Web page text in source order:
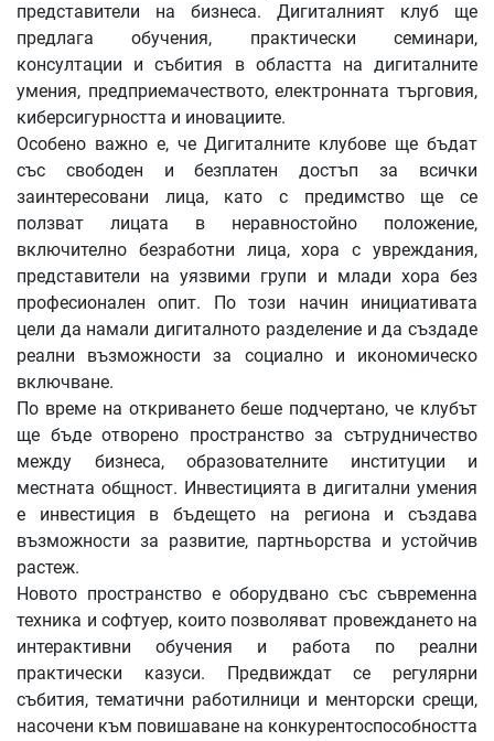
представители на бизнеса. Дигиталният клуб ще
предлага обучения, практически семинари,
консултации и събития в областта на дигиталните
умения, предприемачеството, електронната търговия,
киберсигурността и иновациите.
Особено важно е, че Дигиталните клубове ще бъдат
със свободен и безплатен достъп за всички
заинтересовани лица, като с предимство ще се
ползват лицата в неравностойно положение,
включително безработни лица, хора с увреждания,
представители на уязвими групи и млади хора без
професионален опит. По този начин инициативата
цели да намали дигиталното разделение и да създаде
реални възможности за социално и икономическо
включване.
По време на откриването беше подчертано, че клубът
ще бъде отворено пространство за сътрудничество
между бизнеса, образователните институции и
местната общност. Инвестицията в дигитални умения
е инвестиция в бъдещето на региона и създава
възможности за развитие, партньорства и устойчив
растеж.
Новото пространство е оборудвано със съвременна
техника и софтуер, които позволяват провеждането на
интерактивни обучения и работа по реални
практически казуси. Предвиждат се регулярни
събития, тематични работилници и менторски срещи,
насочени към повишаване на конкурентоспособността